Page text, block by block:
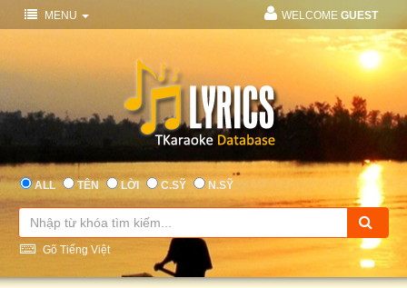
MENU WELCOME GUEST
ALL TÊN LỜI C.SỸ N.SỸ
Gõ Tiếng Việt